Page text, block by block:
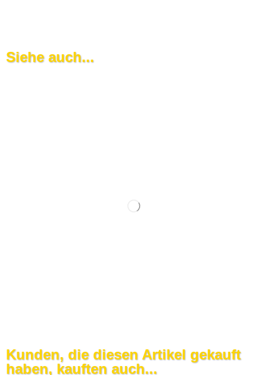
Siehe auch...
Kunden, die diesen Artikel gekauft
haben, kauften auch...